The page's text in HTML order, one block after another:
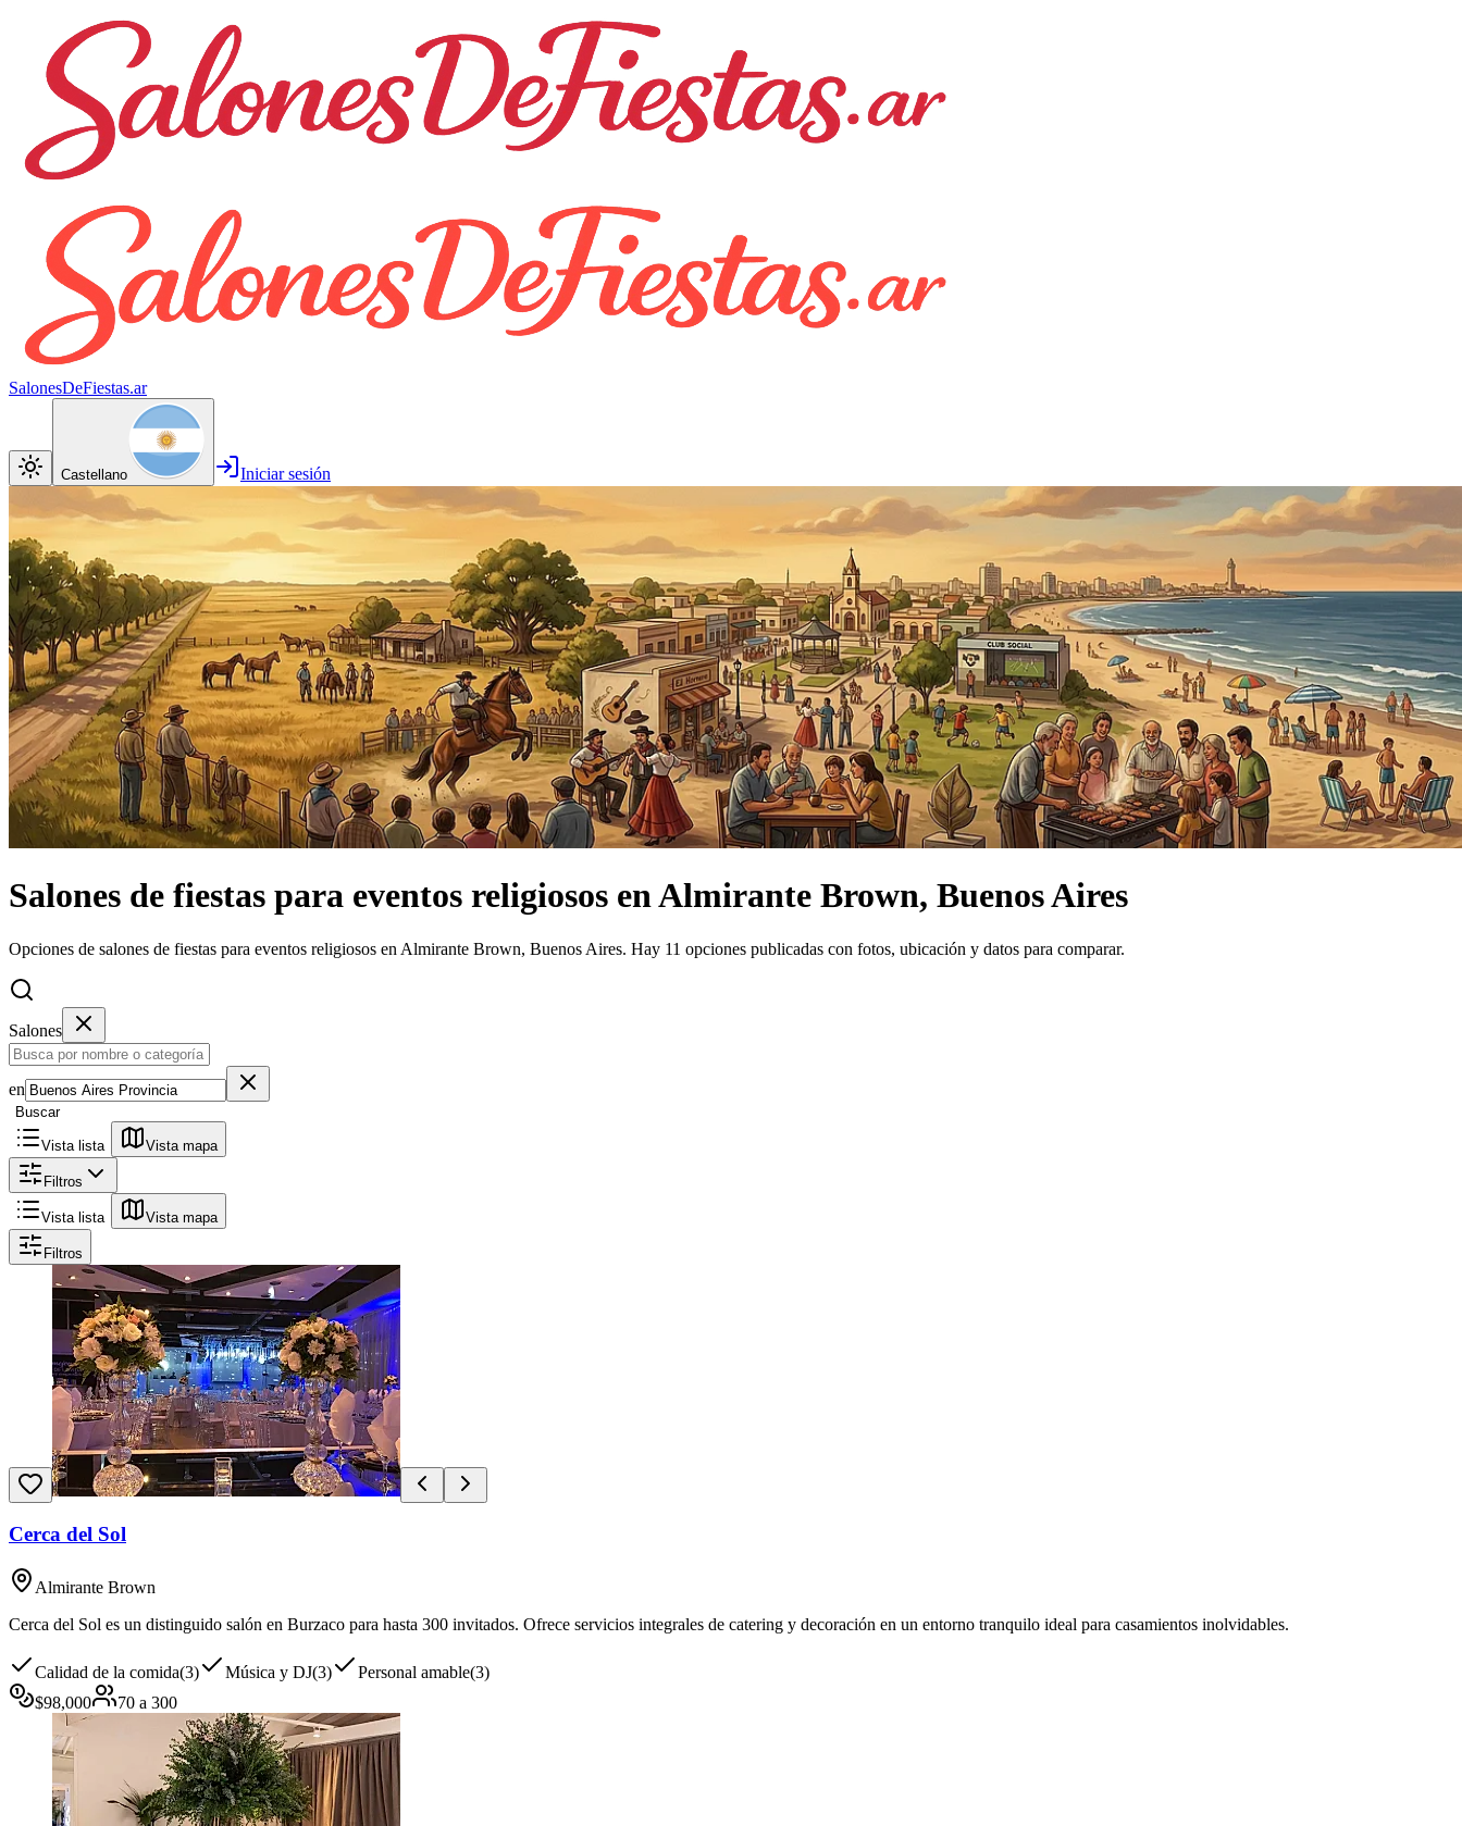
SalonesDeFiestas.ar
Castellano Iniciar sesión
Salones de fiestas para eventos religiosos enAlmirante Brown, Buenos Aires
Opciones de salones de fiestas para eventos religiosos en Almirante Brown, Buenos Aires. Hay 11 opciones publicadas con fotos, ubicación y datos para comparar.
Salones
en
Buscar
Vista lista Vista mapa
Filtros
Vista lista Vista mapa
Filtros
Cerca del Sol
Almirante Brown
Cerca del Sol es un distinguido salón en Burzaco para hasta 300 invitados. Ofrece servicios integrales de catering y decoración en un entorno tranquilo ideal para casamientos inolvidables.
Calidad de la comida(3) Música y DJ(3) Personal amable(3)
$98,000 70 a 300